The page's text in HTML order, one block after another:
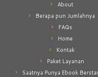
About
Berapa pun Jumlahnya
FAQs
Home
Kontak
Paket Layanan
Saatnya Punya Ebook